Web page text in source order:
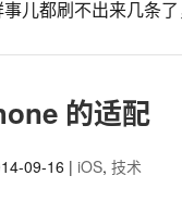
儿都刷不出来几条
的适配
09-16 | iOS, 技术